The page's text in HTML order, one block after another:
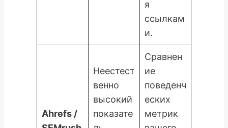
я
ссылкам
и.
Ahrefs /
Неестест
венно
высокий
показате
Сравнен
ие
поведенч
еских
метрик